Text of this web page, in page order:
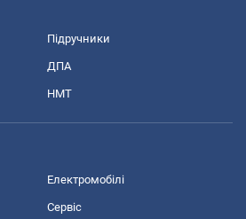
Підручники
ДПА
НМТ
Електромобілі
Сервіс